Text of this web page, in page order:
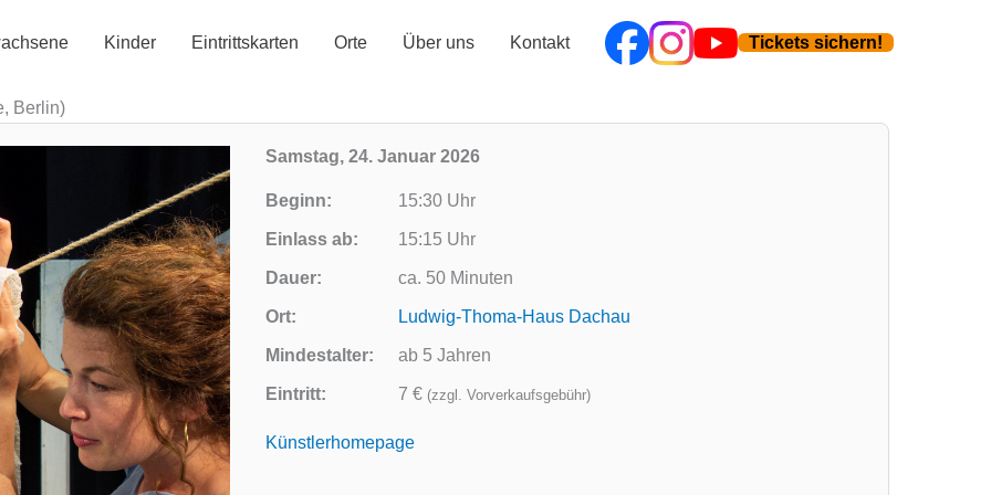
Kinder Eintrittskarten Orte Über uns Kontakt Tickets sichern!
Berlin)
Samstag, 24. Januar 2026
Beginn: 15:30 Uhr
Einlass ab: 15:15 Uhr
Dauer: ca. 50 Minuten
Ort: Ludwig-Thoma-Haus Dachau
Mindestalter: ab 5 Jahren
Eintritt: 7 € (zzgl. Vorverkaufsgebühr)
Künstlerhomepage